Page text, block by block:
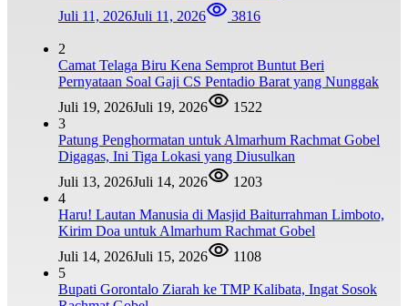
Juli 11, 2026Juli 11, 2026 3816
2
Camat Telaga Biru Kena Semprot Buntut Beri
Pernyataan Soal Gaji CS Pentadio Barat yang Nunggak
Juli 19, 2026Juli 19, 2026
1522
3
Patung Penghormatan untuk Almarhum Rachmat Gobel
Digagas, Ini Tiga Lokasi yang Diusulkan
Juli 13, 2026Juli 14, 2026
1203
4
Haru! Lautan Manusia di Masjid Baiturrahman Limboto,
Kirim Doa untuk Almarhum Rachmat Gobel
Juli 14, 2026Juli 15, 2026
1108
5
Bupati Gorontalo Ziarah ke TMP Kalibata, Ingat Sosok